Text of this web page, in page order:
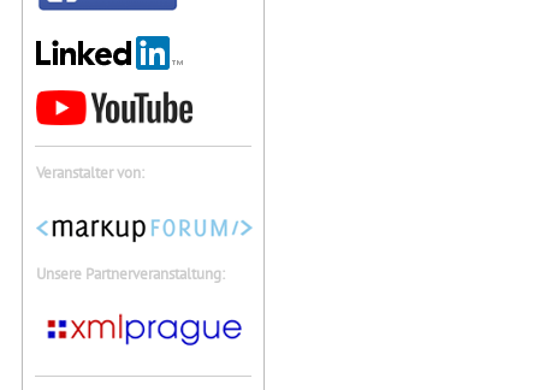
Veranstalter von:
Unsere Partnerveranstaltung: